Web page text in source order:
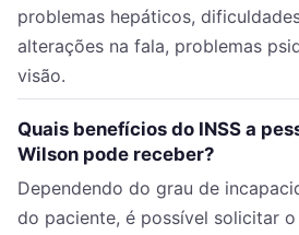
problemas hepáticos,
alterações na fala, problemas
visão.
Quais benefícios do INSS a
Wilson pode receber?
Dependendo do grau de
do paciente, é possível solicitar